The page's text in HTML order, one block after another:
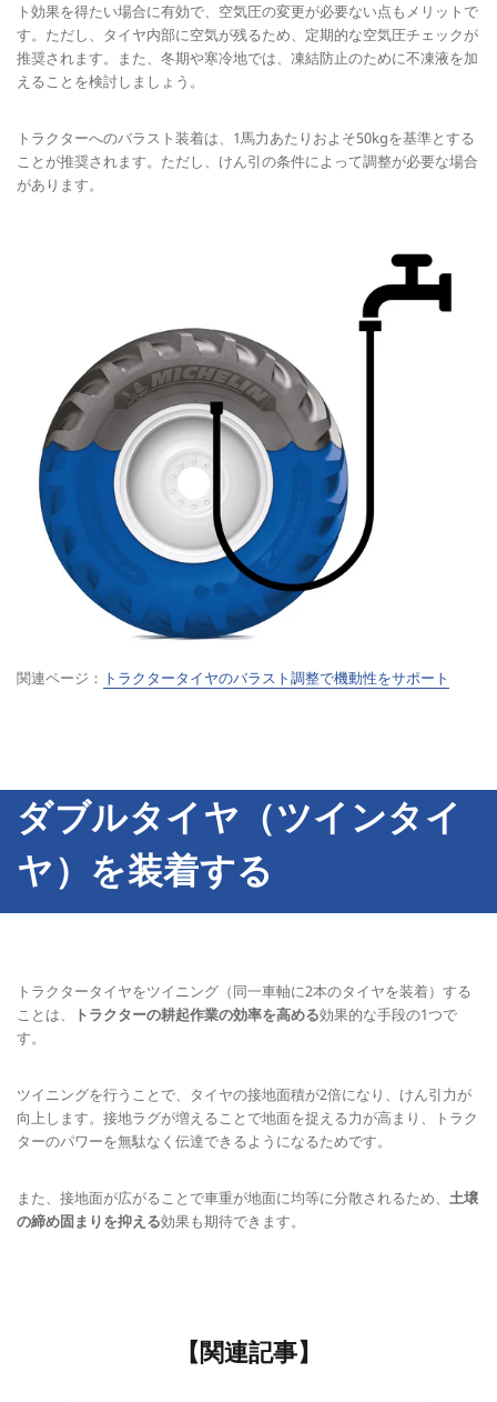
ト効果を得たい場合に有効で、空気圧の変更が必要ない点もメリットで
す。ただし、タイヤ内部に空気が残るため、定期的な空気圧チェックが
推奨されます。また、冬期や寒冷地では、凍結防止のために不凍液を加
えることを検討しましょう。
トラクターへのバラスト装着は、1馬力あたりおよそ50kgを基準とする
ことが推奨されます。ただし、けん引の条件によって調整が必要な場合
があります。
関連ページ： トラクタータイヤのバラスト調整で機動性をサポート
ダブルタイヤ（ツインタイ
ヤ）を装着する
トラクタータイヤをツイニング（同一車軸に2本のタイヤを装着）する
ことは、
トラクターの耕起作業の効率を高める効果的な手段の1つで
す。
ツイニングを行うことで、タイヤの接地面積が2倍になり、けん引力が
向上します。接地ラグが増えることで地面を捉える力が高まり、トラク
ターのパワーを無駄なく伝達できるようになるためです。
また、接地面が広がることで車重が地面に均等に分散されるため、 土壌
の締め固まりを抑える効果も期待できます。
【関連記事】